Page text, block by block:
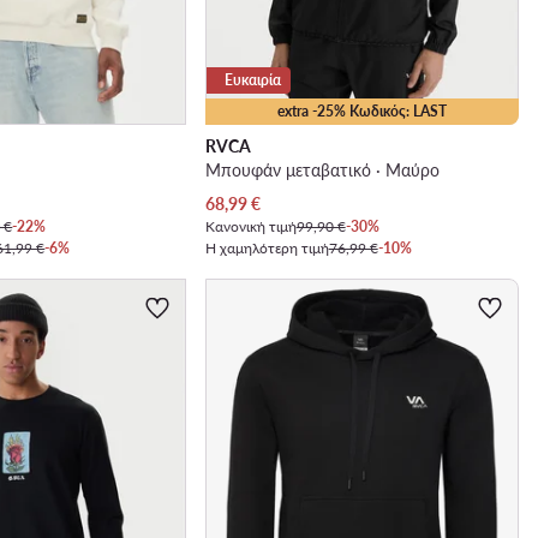
€-22%
€-6%
extra -25% Κωδικός: LAST
Ευκαιρία
RVCA
Μπουφάν μεταβατικό · Μαύρο
Τρέχουσα τιμή
68,99€
Κανονική τιμή99,90 €-30%
Η χαμηλότερη τιμή76,99 €-10%